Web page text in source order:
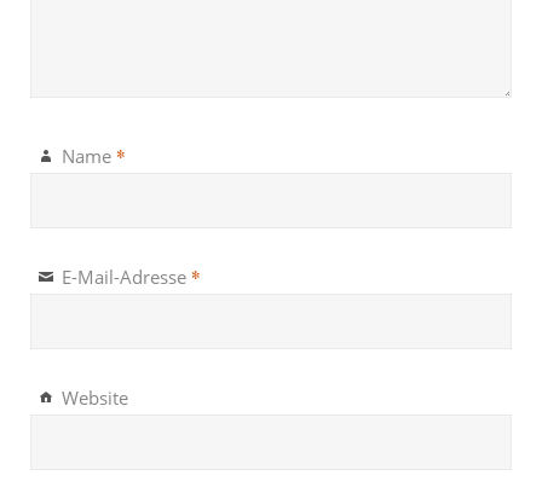
Name *
E-Mail-Adresse *
Website